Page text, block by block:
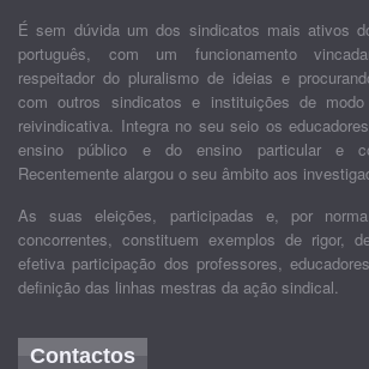
É sem dúvida um dos sindicatos mais ativos
português, com um funcionamento
respeitador do pluralismo de ideias e
com outros sindicatos e instituições de
reivindicativa. Integra no seu seio os
ensino público e do ensino particular e
Recentemente alargou o seu âmbito aos
As suas eleições, participadas e, por
concorrentes, constituem exemplos de rigor,
efetiva participação dos professores,
definição das linhas mestras da ação sindical.
Contactos